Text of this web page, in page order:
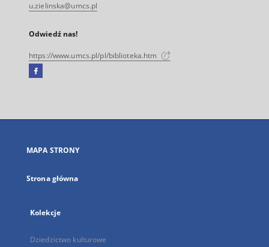
u.zielinska@umcs.pl
Odwiedź nas!
https://www.umcs.pl/pl/biblioteka.htm
Facebook
się
karcie
MAPA STRONY
Strona główna
Kolekcje
Dziedzictwo kulturowe